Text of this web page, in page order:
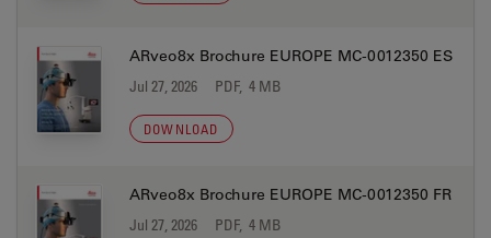
ARveo8x Brochure EUROPE MC-0012350 ES
Jul 27, 2026 PDF, 4 MB
DOWNLOAD
ARveo8x Brochure EUROPE MC-0012350 FR
Jul 27, 2026 PDF, 4 MB